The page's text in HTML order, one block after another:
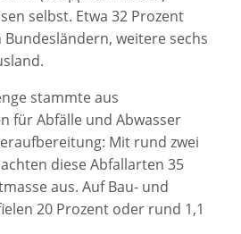
selbst. Etwa 32 Prozent
weitere sechs
stammte aus
für Abfälle und Abwasser
Mit rund zwei
diese Abfallarten 35
aus. Auf Bau- und
20 Prozent oder rund 1,1